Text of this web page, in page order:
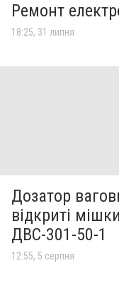
Ремонт
18:25, 31 липня
Дозатор
відкриті
ДВС-301-50-1
12:55, 5 серпня